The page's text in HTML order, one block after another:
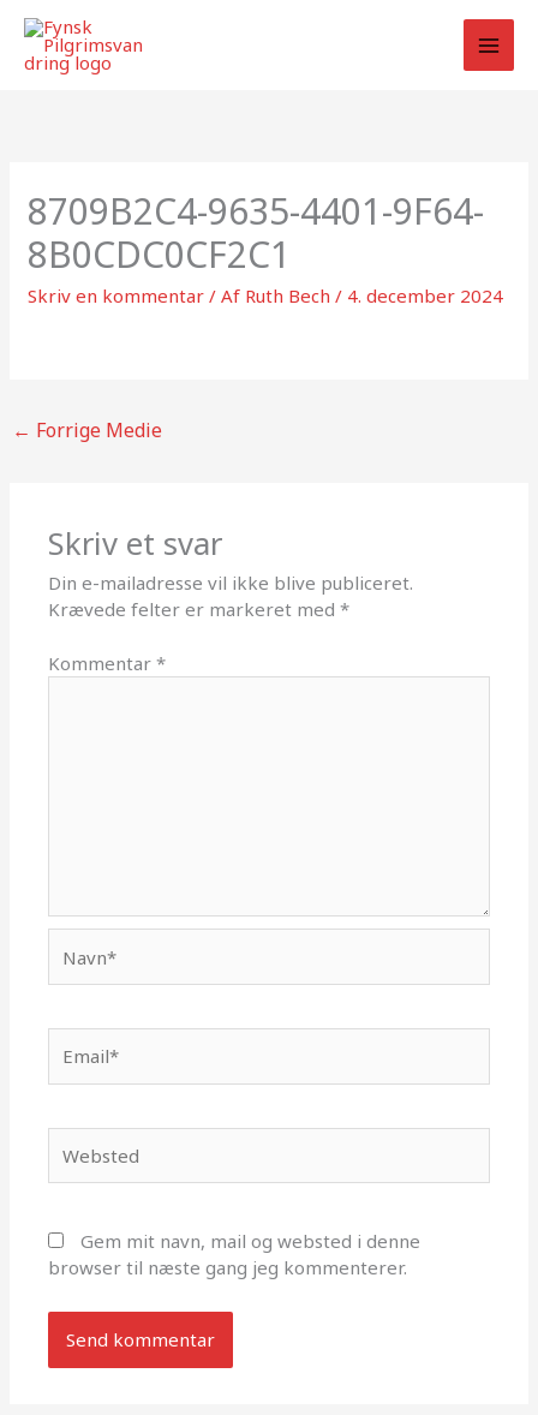
indholdet
8709B2C4-9635-4401-9F64-
8B0CDC0CF2C1
Skriv en kommentar / Af Ruth Bech/ 4. december 2024
← Forrige Medie
Skriv et svar
Din e-mailadresse vil ikke blive publiceret.
Krævede felter er markeret med*
Kommentar*
Gem mit navn, mail og websted i denne
browser til næste gang jeg kommenterer.